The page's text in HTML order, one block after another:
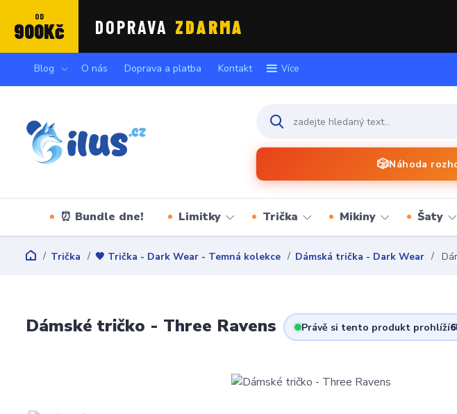
OD
900Kč DOPRAVA ZDARMA
Blog O nás Doprava a platba Kontakt Více
🎲Náhoda
⏰ Bundle dne! Limitky Trička Mikiny Šaty
Trička 🖤 Trička - Dark Wear - Temná kolekce Dámská trička - Dark Wear
Dámské tričko - Three Ravens Právě si tento produkt prohlíží6